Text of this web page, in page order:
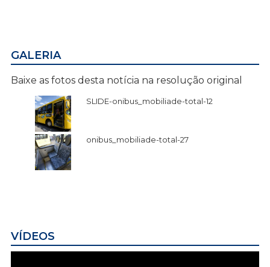
GALERIA
Baixe as fotos desta notícia na resolução original
SLIDE-onibus_mobiliade-total-12
onibus_mobiliade-total-27
VÍDEOS